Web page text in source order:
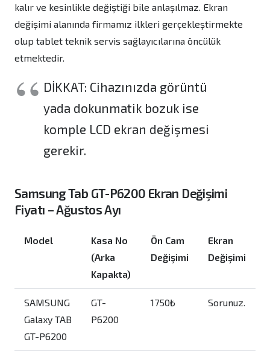
kalır ve kesinlikle değiştiği bile anlaşılmaz. Ekran
değişimi alanında firmamız ilkleri gerçekleştirmekte
olup tablet teknik servis sağlayıcılarına öncülük
etmektedir.
DİKKAT: Cihazınızda görüntü
yada dokunmatik bozuk ise
komple LCD ekran değişmesi
gerekir.
Samsung Tab GT-P6200 Ekran Değişimi
Fiyatı – Ağustos Ayı
Model
Kasa No
(Arka
Kapakta)
Ön Cam
Değişimi
Ekran
Değişimi
SAMSUNG
Galaxy TAB
GT-P6200
GT-
P6200
1750₺ Sorunuz.